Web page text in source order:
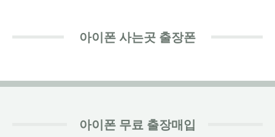
아이폰 사는곳 출장폰
아이폰 무료 출장매입